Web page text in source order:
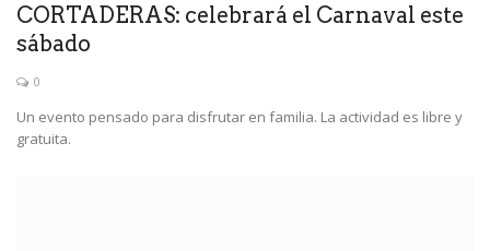
CORTADERAS: celebrará el Carnaval este
sábado
0
Un evento pensado para disfrutar en familia. La actividad es libre y
gratuita.